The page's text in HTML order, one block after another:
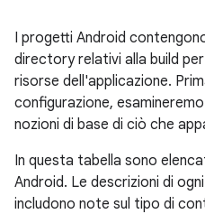
I progetti Android
directory relativi alla build
risorse dell'applicazione.
configurazione,
nozioni di base di ciò che
In questa tabella sono
Android. Le descrizioni di
includono note sul tipo di